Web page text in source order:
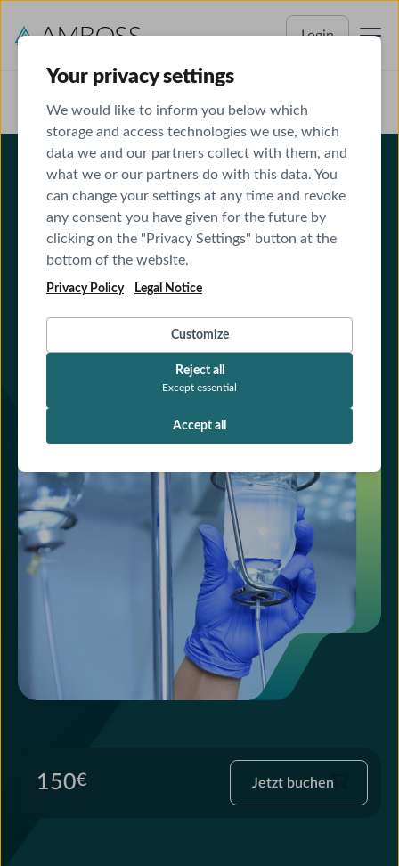
Your privacy settings
We would like to inform you below which
storage and access technologies we use, which
data we and our partners collect with them, and
what we or our partners do with this data. You
can change your settings at any time and revoke
any consent you have given for the future by
clicking on the "Privacy Settings" button at the
bottom of the website.
Privacy Policy Legal Notice
Customize
Reject all
Except essential
Accept all
Login
ONLINE-FORTBILDUNG
Durchblick im Salz- &
Wasserhaushalt
Ödeme, Hypo- & Hypernatriämie fundiert
therapieren
12CME-Punkte
150€
buchen
Jetzt buchen